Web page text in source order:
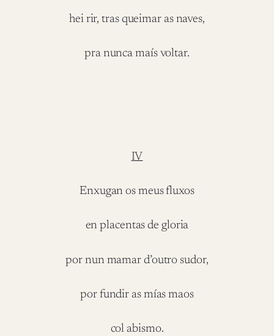
hei rir, tras queimar as naves,
pra nunca maís voltar.
IV
Enxugan os meus fluxos
en placentas de gloria
por nun mamar d’outro sudor,
por fundir as mías maos
col abismo.